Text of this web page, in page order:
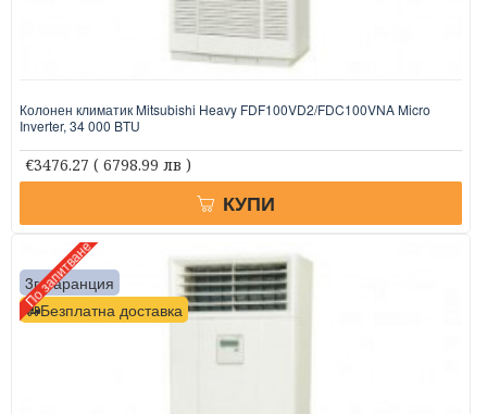
Колонен климатик Mitsubishi Heavy FDF100VD2/FDC100VNA Micro
Inverter, 34 000 BTU
€3476.27 ( 6798.99 лв )
КУПИ
Безплатна доставка
3г. гаранция
По запитване